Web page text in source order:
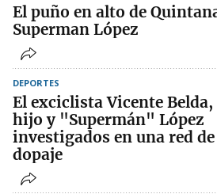
El puño en alto de
Superman López
DEPORTES
El exciclista Vicente Belda,
hijo y "Supermán" López
investigados en una red de
dopaje